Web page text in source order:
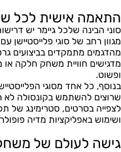
התאמה אישית לכל
סוני הבינה שלכל גיימר יש
מגוון רחב של סוגי פלייסטיישן
מהדגמים מתמקדים בביצועים
מדגישים חוויית משחק חלקה
ופשוט.
בנוסף, כל אחד מסוגי
שרוצים להשתמש בקונסולה
לצפייה בסרטים, סטרימינג של
ושימוש באפליקציות מדיה
גישה לעולם של